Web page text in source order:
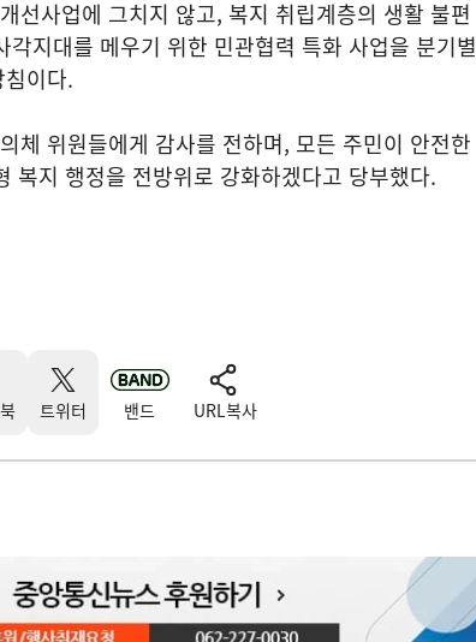
선사업에 그치지 않고, 복지 취립계층의 생활 불편
지대를 메우기 위한 민관협력 특화 사업을 분기별
이다.
체 위원들에게 감사를 전하며, 모든 주민이 안전한
복지 행정을 전방위로 강화하겠다고 당부했다.
트위터 밴드 URL복사